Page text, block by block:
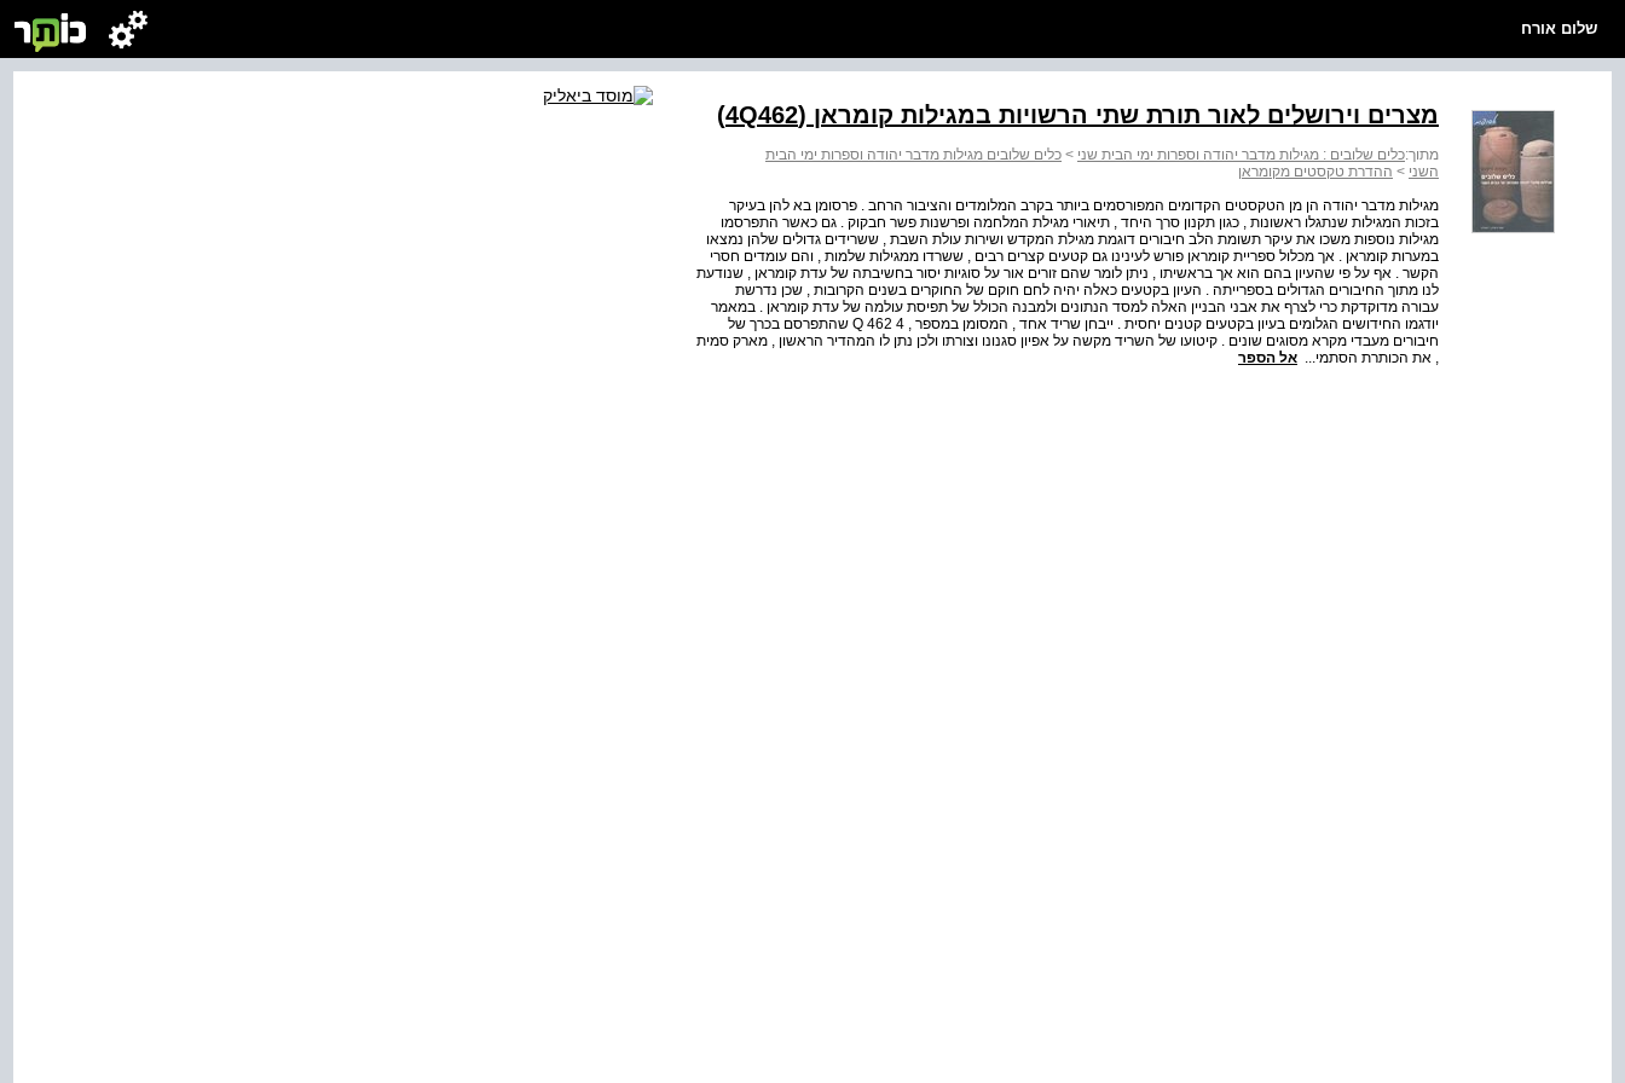
שלום אורח
מצרים וירושלים לאור תורת שתי הרשויות במגילות קומראן (4Q462)
מתוך:כלים שלובים : מגילות מדבר יהודה וספרות ימי הבית שני > כלים שלובים מגילות מדבר יהודה וספרות ימי הבית
השני > ההדרת טקסטים מקומראן
מגילות מדבר יהודה הן מן הטקסטים הקדומים המפורסמים ביותר בקרב המלומדים והציבור הרחב . פרסומן בא להן בעיקר
בזכות המגילות שנתגלו ראשונות , כגון תקנון סרך היחד , תיאורי מגילת המלחמה ופרשנות פשר חבקוק . גם כאשר התפרסמו
מגילות נוספות משכו את עיקר תשומת הלב חיבורים דוגמת מגילת המקדש ושירות עולת השבת , ששרידים גדולים שלהן נמצאו
במערות קומראן . אך מכלול ספריית קומראן פורש לעינינו גם קטעים קצרים רבים , ששרדו ממגילות שלמות , והם עומדים חסרי
הקשר . אף על פי שהעיון בהם הוא אך בראשיתו , ניתן לומר שהם זורים אור על סוגיות יסור בחשיבתה של עדת קומראן , שנודעת
לנו מתוך החיבורים הגדולים בספרייתה . העיון בקטעים כאלה יהיה לחם חוקם של החוקרים בשנים הקרובות , שכן נדרשת
עבורה מדוקדקת כרי לצרף את אבני הבניין האלה למסד הנתונים ולמבנה הכולל של תפיסת עולמה של עדת קומראן . במאמר
יודגמו החידושים הגלומים בעיון בקטעים קטנים יחסית . ייבחן שריד אחד , המסומן במספר , 4 Q 462 שהתפרסם בכרך של
חיבורים מעבדי מקרא מסוגים שונים . קיטועו של השריד מקשה על אפיון סגנונו וצורתו ולכן נתן לו המהדיר הראשון , מארק סמית
, את הכותרת הסתמי... אל הספר